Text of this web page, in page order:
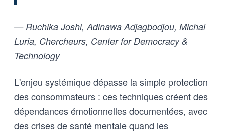
— Ruchika Joshi, Adinawa Adjagbodjou, Michal
Luria, Chercheurs, Center for Democracy &
Technology
L'enjeu systémique dépasse la simple protection
des consommateurs : ces techniques créent des
dépendances émotionnelles documentées, avec
des crises de santé mentale quand les